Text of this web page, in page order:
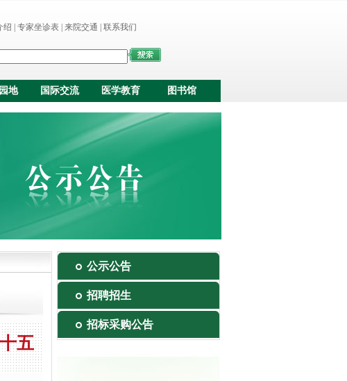
绍 专家坐诊表 来院交通 联系我们
地 国际交流 医学教育 图书馆
五
公示公告
招聘招生
招标采购公告